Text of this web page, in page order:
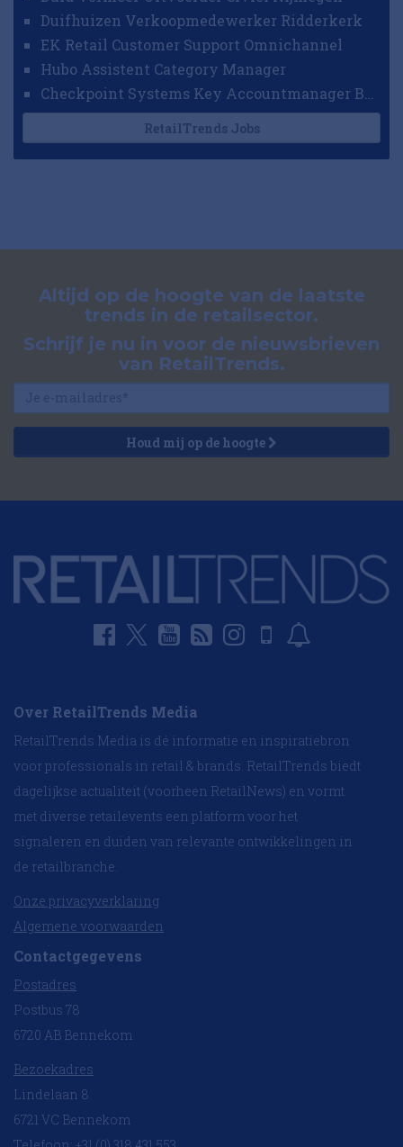
Duifhuizen Verkoopmedewerker Ridderkerk
EK Retail Customer Support Omnichannel
Hubo Assistent Category Manager
RetailTrends Jobs
Altijd op de hoogte van de laatste
trends in de retailsector.
Schrijf je nu in voor de nieuwsbrieven
van RetailTrends.
Houd mij op de hoogte
Over RetailTrends Media
RetailTrends Media is dé informatie en inspiratiebron
voor professionals in retail & brands. RetailTrends biedt
dagelijkse actualiteit (voorheen RetailNews) en vormt
met diverse retailevents een platform voor het
signaleren en duiden van relevante ontwikkelingen in
de retailbranche.
Onze privacyverklaring
Algemene voorwaarden
Contactgegevens
Postadres
Postbus 78
6720 AB Bennekom
Bezoekadres
Lindelaan 8
6721 VC Bennekom